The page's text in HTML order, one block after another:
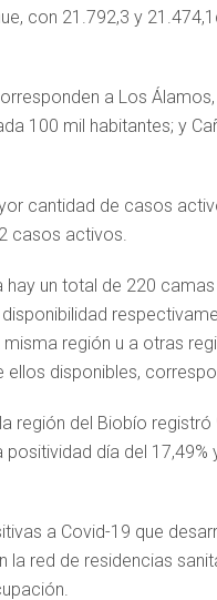
con 21.792,3 y
a Los
100 mil habitantes; y
cantidad de casos
casos activos.
un total de 220
región u a otras
disponibles,
región del Biobío
día del
a Covid-19 que
la red de residencias